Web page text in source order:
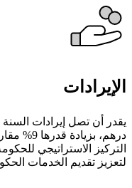
الإيرادات
التركيز الاستراتيجي
لتعزيز تقديم الخدمات